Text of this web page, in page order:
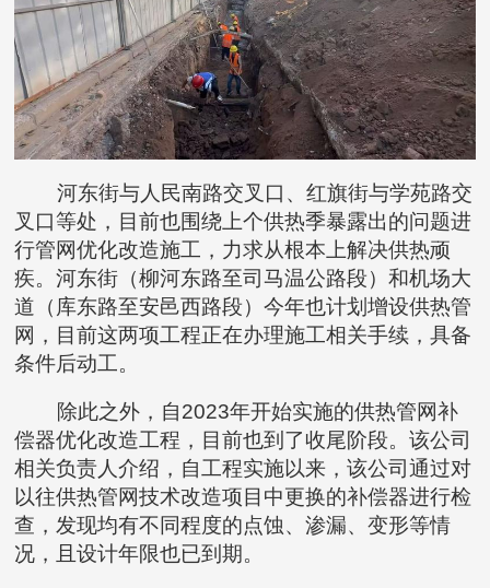
河东街与人民南路交叉口、红旗街与学苑路交
叉口等处，目前也围绕上个供热季暴露出的问题进
行管网优化改造施工，力求从根本上解决供热顽
疾。河东街（柳河东路至司马温公路段）和机场大
道（库东路至安邑西路段）今年也计划增设供热管
网，目前这两项工程正在办理施工相关手续，具备
条件后动工。
除此之外，自2023年开始实施的供热管网补
偿器优化改造工程，目前也到了收尾阶段。该公司
相关负责人介绍，自工程实施以来，该公司通过对
以往供热管网技术改造项目中更换的补偿器进行检
查，发现均有不同程度的点蚀、渗漏、变形等情
况，且设计年限也已到期。